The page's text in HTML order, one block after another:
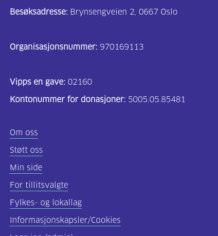
Besøksadresse: Brynsengveien 2, 0667 Oslo
Organisasjonsnummer: 970169113
Vipps en gave: 02160
Kontonummer for donasjoner: 5005.05.85481
Om oss
Støtt oss
Min side
For tillitsvalgte
Fylkes- og lokallag
Informasjonskapsler/Cookies